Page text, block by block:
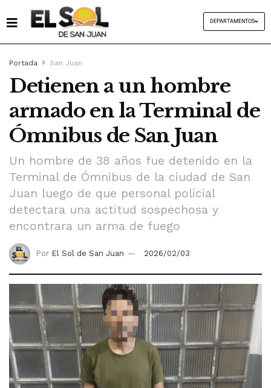
DEPARTAMENTOS
Portada San Juan
Detienen a un hombre
armado en la Terminal de
Ómnibus de San Juan
Un hombre de 38 años fue detenido en la
Terminal de Ómnibus de la ciudad de San
Juan luego de que personal policial
detectara una actitud sospechosa y
encontrara un arma de fuego
Por El Sol de San Juan 2026/02/03